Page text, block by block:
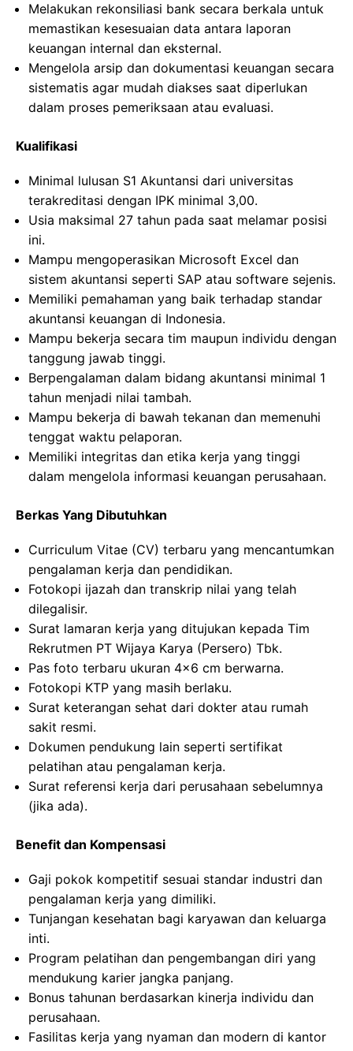
Melakukan rekonsiliasi bank secara berkala untuk
memastikan kesesuaian data antara laporan
keuangan internal dan eksternal.
Mengelola arsip dan dokumentasi keuangan secara
sistematis agar mudah diakses saat diperlukan
dalam proses pemeriksaan atau evaluasi.
Kualifikasi
Minimal lulusan S1 Akuntansi dari universitas
terakreditasi dengan IPK minimal 3,00.
Usia maksimal 27 tahun pada saat melamar posisi
ini.
Mampu mengoperasikan Microsoft Excel dan
sistem akuntansi seperti SAP atau software sejenis.
Memiliki pemahaman yang baik terhadap standar
akuntansi keuangan di Indonesia.
Mampu bekerja secara tim maupun individu dengan
tanggung jawab tinggi.
Berpengalaman dalam bidang akuntansi minimal 1
tahun menjadi nilai tambah.
Mampu bekerja di bawah tekanan dan memenuhi
tenggat waktu pelaporan.
Memiliki integritas dan etika kerja yang tinggi
dalam mengelola informasi keuangan perusahaan.
Berkas Yang Dibutuhkan
Curriculum Vitae (CV) terbaru yang mencantumkan
pengalaman kerja dan pendidikan.
Fotokopi ijazah dan transkrip nilai yang telah
dilegalisir.
Surat lamaran kerja yang ditujukan kepada Tim
Rekrutmen PT Wijaya Karya (Persero) Tbk.
Pas foto terbaru ukuran 4×6 cm berwarna.
Fotokopi KTP yang masih berlaku.
Surat keterangan sehat dari dokter atau rumah
sakit resmi.
Dokumen pendukung lain seperti sertifikat
pelatihan atau pengalaman kerja.
Surat referensi kerja dari perusahaan sebelumnya
(jika ada).
Benefit dan Kompensasi
Gaji pokok kompetitif sesuai standar industri dan
pengalaman kerja yang dimiliki.
Tunjangan kesehatan bagi karyawan dan keluarga
inti.
Program pelatihan dan pengembangan diri yang
mendukung karier jangka panjang.
Bonus tahunan berdasarkan kinerja individu dan
perusahaan.
Fasilitas kerja yang nyaman dan modern di kantor